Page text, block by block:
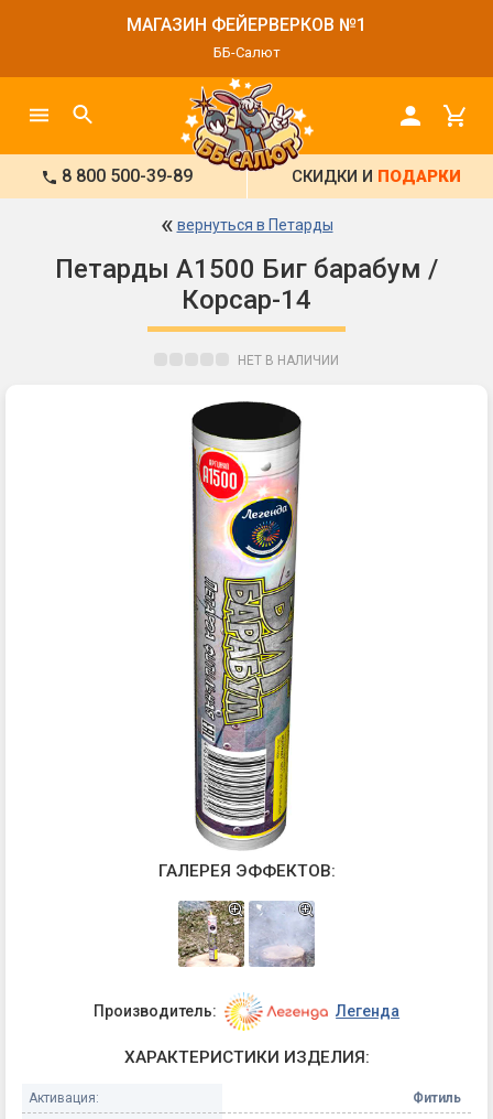
МАГАЗИН ФЕЙЕРВЕРКОВ №1
ББ-Салют
8 800 500-39-89 СКИДКИ И ПОДАРКИ
« вернуться в Петарды
Петарды А1500 Биг барабум /
Корсар-14
НЕТ В НАЛИЧИИ
ГАЛЕРЕЯ ЭФФЕКТОВ:
Производитель: Легенда
ХАРАКТЕРИСТИКИ ИЗДЕЛИЯ:
Активация:
Фитиль